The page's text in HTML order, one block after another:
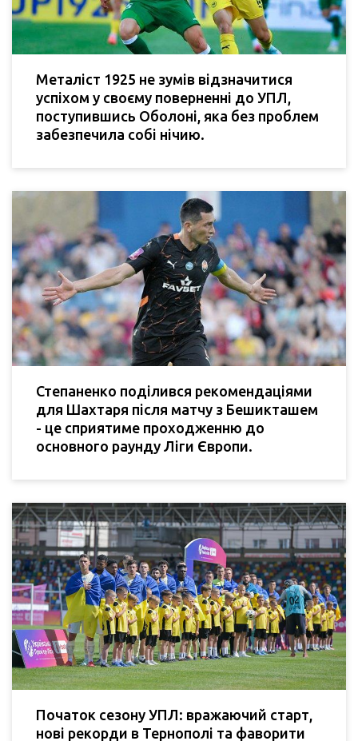
Металіст 1925 не зумів відзначитися
успіхом у своєму поверненні до УПЛ,
поступившись Оболоні, яка без проблем
забезпечила собі нічию.
Степаненко поділився рекомендаціями
для Шахтаря після матчу з Бешикташем
- це сприятиме проходженню до
основного раунду Ліги Європи.
Початок сезону УПЛ: вражаючий старт,
нові рекорди в Тернополі та фаворити